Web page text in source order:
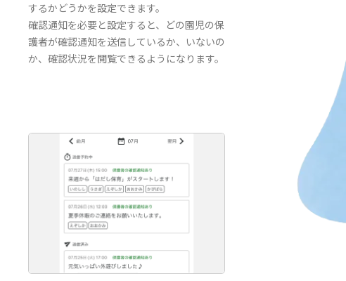
するかどうかを設定できます。
確認通知を必要と設定すると、どの園児の保
護者が確認通知を送信しているか、いないの
か、確認状況を閲覧できるようになります。